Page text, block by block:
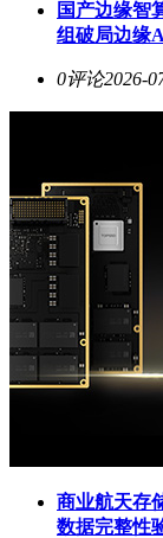
国产边缘智
组破局边缘
0评论2026-
商业航天存
数据完整性